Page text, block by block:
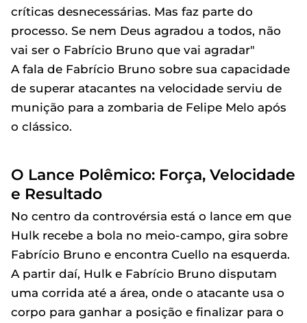
críticas desnecessárias. Mas faz parte do
processo. Se nem Deus agradou a todos, não
vai ser o Fabrício Bruno que vai agradar"
A fala de Fabrício Bruno sobre sua capacidade
de superar atacantes na velocidade serviu de
munição para a zombaria de Felipe Melo após
o clássico.
O Lance Polêmico: Força, Velocidade
e Resultado
No centro da controvérsia está o lance em que
Hulk recebe a bola no meio-campo, gira sobre
Fabrício Bruno e encontra Cuello na esquerda.
A partir daí, Hulk e Fabrício Bruno disputam
uma corrida até a área, onde o atacante usa o
corpo para ganhar a posição e finalizar para o